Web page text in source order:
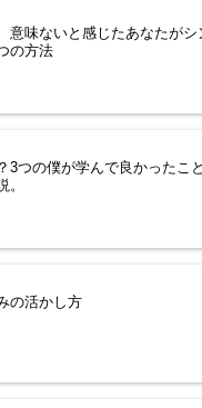
意味ないと感じたあなたがシ
の方法
3つの僕が学んで良かったこ
。
の活かし方